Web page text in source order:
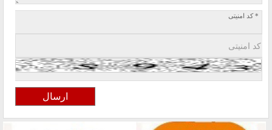
* کد امنیتی